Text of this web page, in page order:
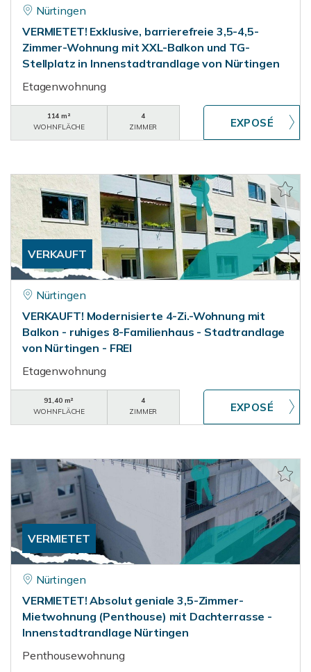
Nürtingen
VERMIETET! Exklusive, barrierefreie 3,5-4,5-
Zimmer-Wohnung mit XXL-Balkon und TG-
Stellplatz in Innenstadtrandlage von Nürtingen
Etagenwohnung
114 m²
WOHNFLÄCHE
4
ZIMMER
VERKAUFT
Nürtingen
VERKAUFT! Modernisierte 4-Zi.-Wohnung mit
Balkon - ruhiges 8-Familienhaus - Stadtrandlage
von Nürtingen - FREI
Etagenwohnung
91,40 m²
WOHNFLÄCHE
4
ZIMMER
VERMIETET
Nürtingen
VERMIETET! Absolut geniale 3,5-Zimmer-
Mietwohnung (Penthouse) mit Dachterrasse -
Innenstadtrandlage Nürtingen
Penthousewohnung